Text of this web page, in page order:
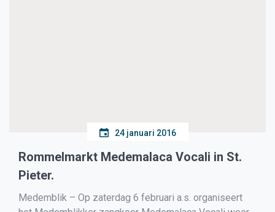
24 januari 2016
Rommelmarkt Medemalaca Vocali in St.
Pieter.
Medemblik – Op zaterdag 6 februari a.s. organiseert